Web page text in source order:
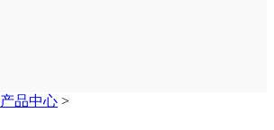
产品中心 >